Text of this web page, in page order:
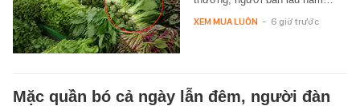
XEM MUA LUÔN - 6 giờ trước
Mặc quần bó cả ngày lẫn đêm, người đàn